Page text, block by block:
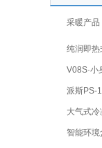
采暖产品
纯润即
V08S·小
派斯PS-
大气式
智能环境